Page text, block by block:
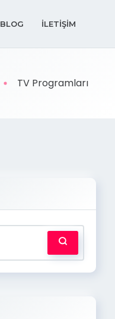
BLOG İLETIŞIM
TV Programları